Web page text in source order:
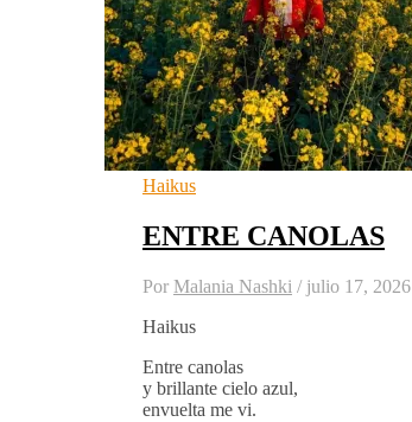
Haikus
ENTRE CANOLAS
Por Malania Nashki / julio 17, 2026
Haikus
Entre canolas
y brillante cielo azul,
envuelta me vi.